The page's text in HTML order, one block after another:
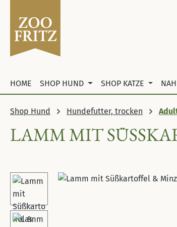
HOME SHOP HUND SHOP KATZE
Shop Hund Hundefutter, trocken
LAMM MIT
Bildergalerie überspringen